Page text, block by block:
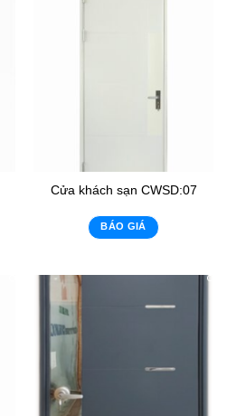
Cửa khách sạn CWSD:07
BÁO GIÁ